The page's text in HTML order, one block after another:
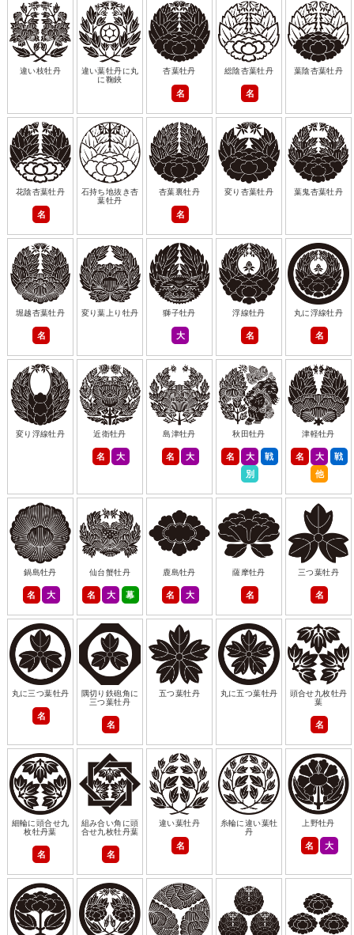
違い枝牡丹
違い葉牡丹に丸
に鞠鋏
杏葉牡丹
名
総陰杏葉牡丹
名
葉陰杏葉牡丹
花陰杏葉牡丹
名
石持ち地抜き杏
葉牡丹
杏葉裏牡丹
名
変り杏葉牡丹 葉鬼杏葉牡丹
堀越杏葉牡丹
名
変り葉上り牡丹 獅子牡丹
大
浮線牡丹
名
丸に浮線牡丹
名
変り浮線牡丹 近衛牡丹
名 大
島津牡丹
名 大
秋田牡丹
名 大
戦
別
津軽牡丹
名 大
戦
他
鍋島牡丹
名 大
仙台蟹牡丹
名 大 幕
鹿島牡丹
名 大
薩摩牡丹
名
三つ葉牡丹
名
丸に三つ葉牡丹
名
隅切り鉄砲角に
三つ葉牡丹
名
五つ葉牡丹 丸に五つ葉牡丹
頭合せ九枚牡丹
葉
名
細輪に頭合せ九
枚牡丹葉
名
組み合い角に頭
合せ九枚牡丹葉
名
違い葉牡丹
名
糸輪に違い葉牡
丹
上野牡丹
名 大